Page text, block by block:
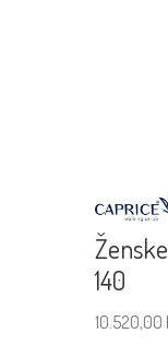
140
10.520,00